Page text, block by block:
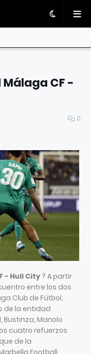
CF -
0
- Hull City ? A partir
entre los dos
Club de Fútbol,
de la entidad
Bustinza, Manolo
cuatro refuerzos
de la
Football